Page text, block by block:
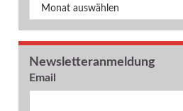
Archiv
Newsletteranmeldung
Email